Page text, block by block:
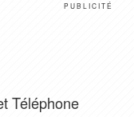
PUBLICITÉ
Téléphone